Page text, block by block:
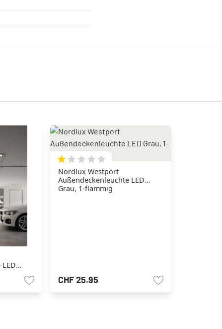
Nordlux Westport
Außendeckenleuchte LED
Grau, 1-flammig
CHF 25.95